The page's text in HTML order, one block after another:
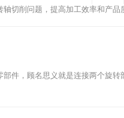
切削问题，提高加工效率和产品
件，顾名思义就是连接两个旋